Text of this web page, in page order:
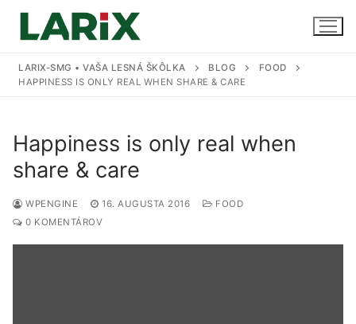
Preskočiť
Produkty a služby
Predaj sadeníc
LARIX-SMG • VAŠA LESNÁ ŠKÔLKA BLOG
FOOD
HAPPINESS IS ONLY REAL WHEN SHARE & CARE
Happiness is only real when
share & care
WPENGINE 16. AUGUSTA 2016
FOOD
0 KOMENTÁROV